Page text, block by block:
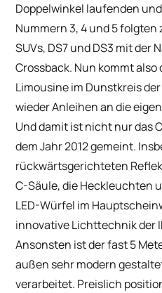
Doppelwinkel laufenden
Nummern 3, 4 und 5
SUVs, DS7 und DS3 mit der
Crossback. Nun kommt also
Limousine im Dunstkreis
wieder Anleihen an die
Und damit ist nicht nur das
dem Jahr 2012 gemeint.
rückwärtsgerichteten
C-Säule, die Heckleuchten
LED-Würfel im
innovative Lichttechnik der
Ansonsten ist der fast 5
außen sehr modern
verarbeitet. Preislich